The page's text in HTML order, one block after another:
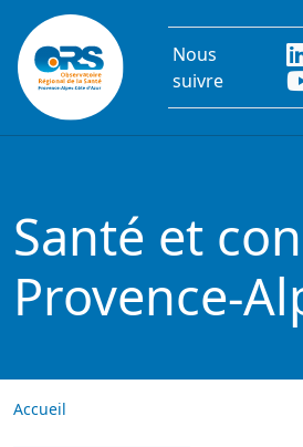
Aller au contenu principal
Nous
suivre
Santé et
Provence-
Accueil